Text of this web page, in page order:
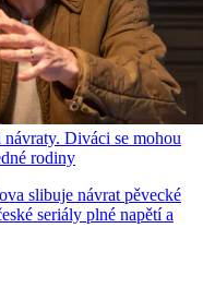
Diváci se mohou
rodiny
slibuje návrat pěvecké
seriály plné napětí a